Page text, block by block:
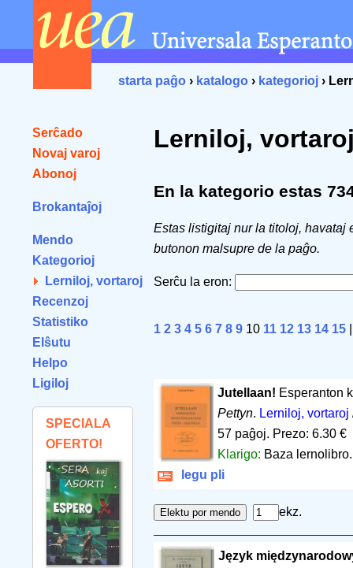
starta paĝo › katalogo › kategorioj ›
Serĉado
Novaj varoj
Abonoj
Brokantaĵoj
Mendo
Kategorioj
Lerniloj, vortaroj
Recenzoj
Statistiko
Elŝutu
Helpo
Ligiloj
SPECIALA
OFERTO!
Lerniloj,
En la kategorio estas
Estas listigitaj nur la titoloj, havataj
butonon malsupre de la paĝo.
Serĉu la eron:
1 2 3 4 5 6 7 8 9 10 11 12 13 14 15
Jutellaan! Esperanton
Pettyn. Lerniloj, vortaroj
57 paĝoj. Prezo: 6.30 €
Klarigo: Baza lernolibro.
legu pli
ekz.
Język